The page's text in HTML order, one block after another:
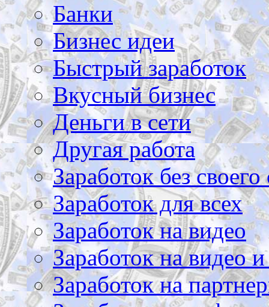
Банки
Бизнес идеи
Быстрый заработок
Вкусный бизнес
Деньги в сети
Другая работа
Заработок без своего
Заработок для всех
Заработок на видео
Заработок на видео
Заработок на